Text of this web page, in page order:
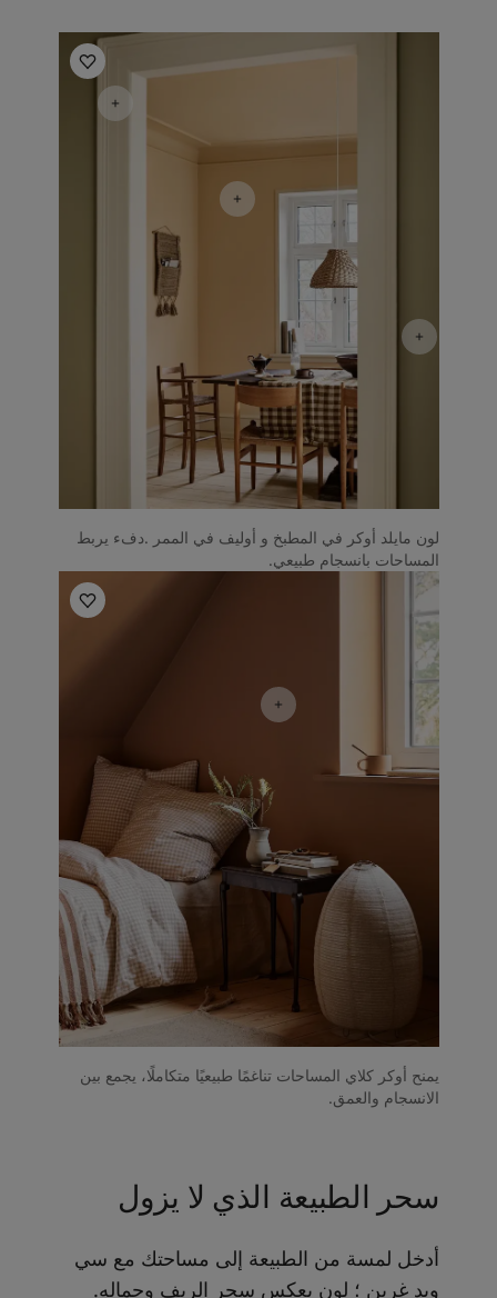
لون مايلد أوكر في المطبخ و أوليف في الممر .دفء يربط
المساحات بانسجام طبيعي.
أفكار ملهمة لغرف النوم
يمنح أوكر كلاي المساحات تناغمًا طبيعيًا متكاملًا، يجمع بين
الانسجام والعمق.
سحر الطبيعة الذي لا يزول
أدخل لمسة من الطبيعة إلى مساحتك مع سي
ويد غرين ؛ لون يعكس سحر الريف وجماله.